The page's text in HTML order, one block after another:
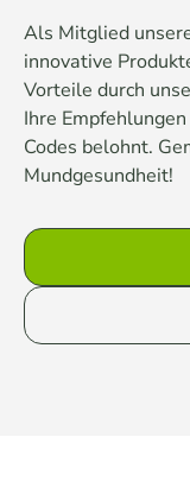
Als Mitglied
innovative
Vorteile durch
Ihre
Codes belohnt.
Mundgesundheit!